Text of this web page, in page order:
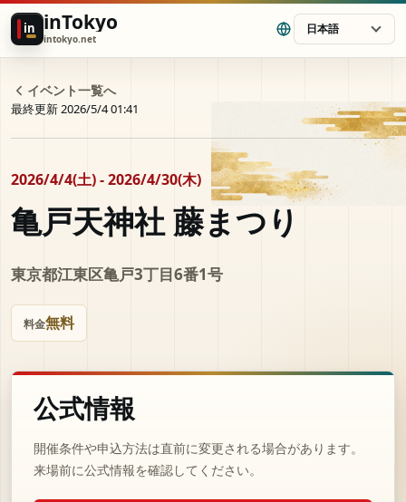
in inTokyo
intokyo.net
日本語
イベント一覧へ
最終更新 2026/5/4 01:41
2026/4/4(土) - 2026/4/30(木)
亀戸天神社 藤まつり
東京都江東区亀戸3丁目6番1号
料金無料
公式情報
開催条件や申込方法は直前に変更される場合があります。
来場前に公式情報を確認してください。